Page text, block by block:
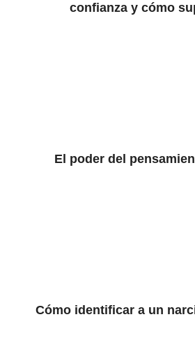
confianza y cómo
El poder del
Cómo identificar a un